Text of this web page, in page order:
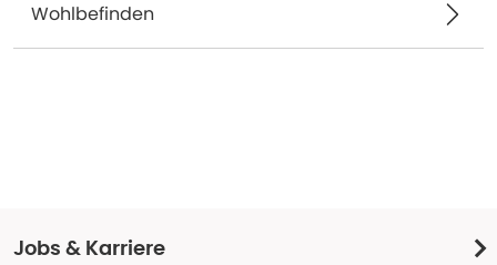
Wohlbefinden
Jobs & Karriere